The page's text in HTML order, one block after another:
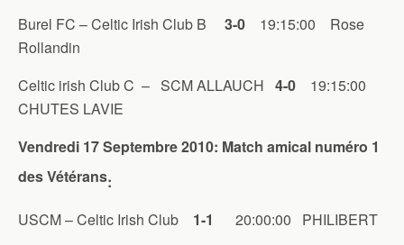
Burel FC – Celtic Irish Club B 3-0 19:15:00 Rose
Rollandin
Celtic irish Club C – SCM ALLAUCH 4-0 19:15:00
CHUTES LAVIE
Vendredi 17 Septembre 2010: Match amical numéro 1
des Vétérans:
USCM – Celtic Irish Club 1-1
20:00:00 PHILIBERT